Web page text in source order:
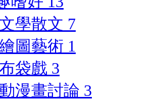
文學散文 7
圖藝術 1
袋戲 3
動漫畫討論 3